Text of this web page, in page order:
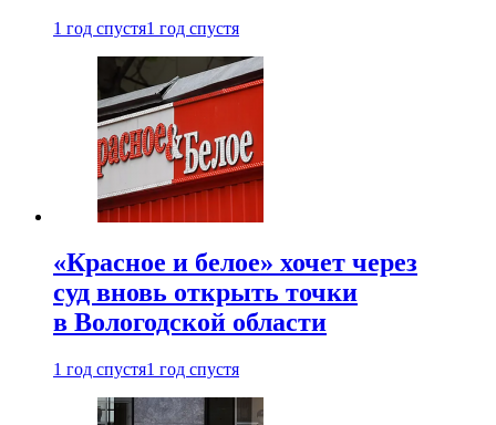
1 год спустя1 год спустя
«Красное и белое» хочет через
суд вновь открыть точки
в Вологодской области
1 год спустя1 год спустя